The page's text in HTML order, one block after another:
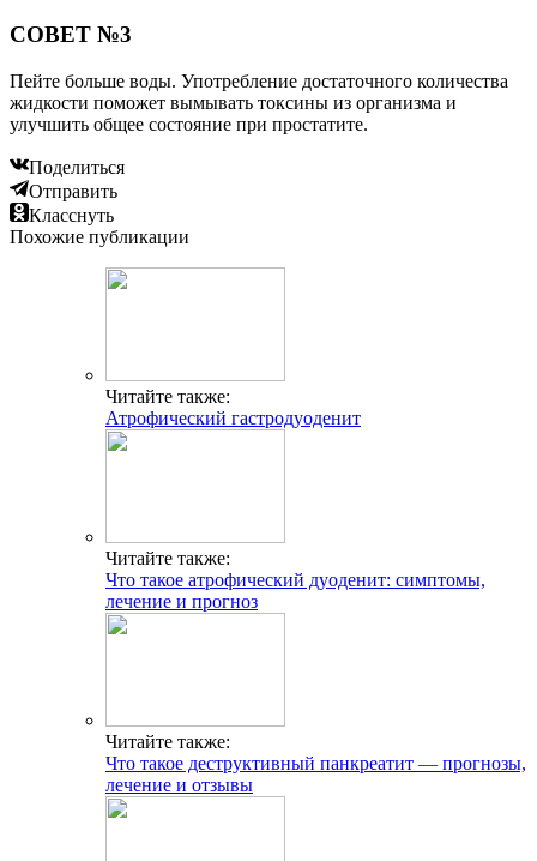
СОВЕТ №3
Пейте больше воды. Употребление достаточного количества
жидкости поможет вымывать токсины из организма и
улучшить общее состояние при простатите.
Поделиться
Отправить
Класснуть
Похожие публикации
Читайте также:
Атрофический гастродуоденит
Читайте также:
Что такое атрофический дуоденит: симптомы,
лечение и прогноз
Читайте также:
Что такое деструктивный панкреатит — прогнозы,
лечение и отзывы